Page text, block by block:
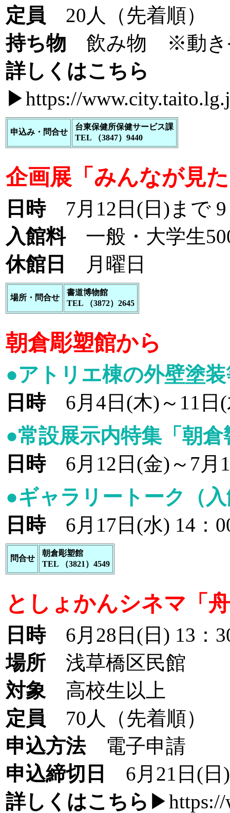
定員 20人（先着順）
持ち物 飲み物 ※動き
詳しくはこちら
▶https://
申込み・問合せ
台東保健所保健サービス課
TEL （3847）9440
企画展「みんなが見
日時7月12日(日)まで 9
入館料一般・大学生
休館日
月曜日
場所・問合せ
書道博物館
TEL （3872）2645
朝倉彫塑館から
●アトリエ棟の外壁塗
日時6月4日(木)～11日(
●常設展示内特集「朝
日時6月12日(金)～7月
●ギャラリートーク（
日時6月17日(水) 14：
問合せ
朝倉彫塑館
TEL （3821）4549
としょかんシネマ「
日時6月28日(日) 13：
場所 浅草橋区民館
対象高校生以上
定員 70人（先着順）
申込方法電子申請
申込締切日
6月21日(日)
詳しくはこちら ▶